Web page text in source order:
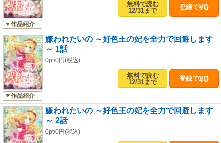
作品紹介
無料で読む
12/31まで
登録で¥0
作品紹介
嫌われたいの ～好色王の妃を全力で回避します
～ 1話
0pt/0円(税込)
無料で読む
12/31まで
登録で¥0
嫌われたいの ～好色王の妃を全力で回避します
～ 2話
0pt/0円(税込)